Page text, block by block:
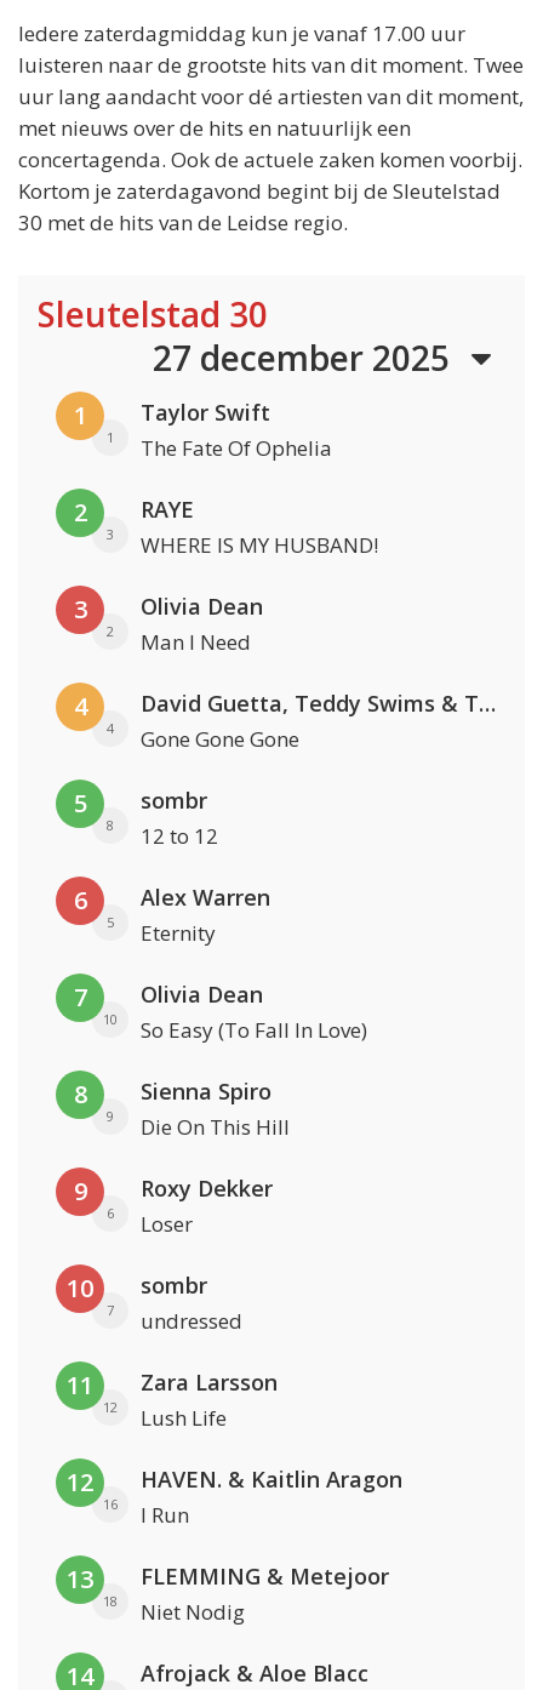
Iedere zaterdagmiddag kun je vanaf 17.00 uur
luisteren naar de grootste hits van dit moment. Twee
uur lang aandacht voor dé artiesten van dit moment,
met nieuws over de hits en natuurlijk een
concertagenda. Ook de actuele zaken komen voorbij.
Kortom je zaterdagavond begint bij de Sleutelstad
30 met de hits van de Leidse regio.
Sleutelstad 30
27 december 2025
1
1
Taylor Swift
The Fate Of Ophelia
2
3
RAYE
WHERE IS MY HUSBAND!
3
2
Olivia Dean
Man I Need
4
4
David Guetta, Teddy Swims & Tones And I
Gone Gone Gone
5
8
sombr
12 to 12
6
5
Alex Warren
Eternity
7
10
Olivia Dean
So Easy (To Fall In Love)
8
9
Sienna Spiro
Die On This Hill
9
6
Roxy Dekker
Loser
10
7
sombr
undressed
11
12
Zara Larsson
Lush Life
12
16
HAVEN. & Kaitlin Aragon
I Run
13
18
FLEMMING & Metejoor
Niet Nodig
14 Afrojack & Aloe Blacc